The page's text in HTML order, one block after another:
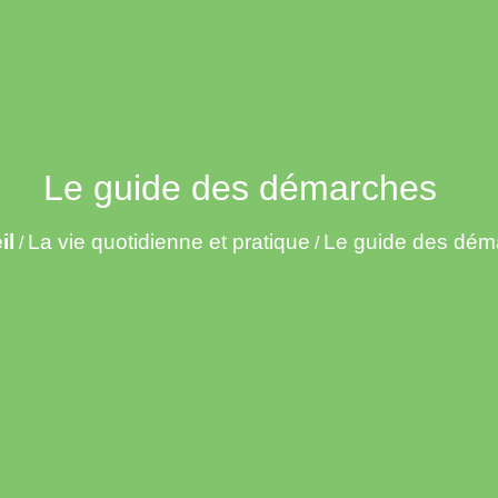
Le guide des démarches
/ La vie quotidienne et pratique / Le guide des